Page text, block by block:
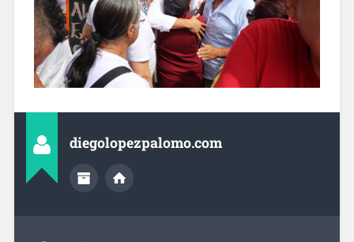
diegolopezpalomo.com